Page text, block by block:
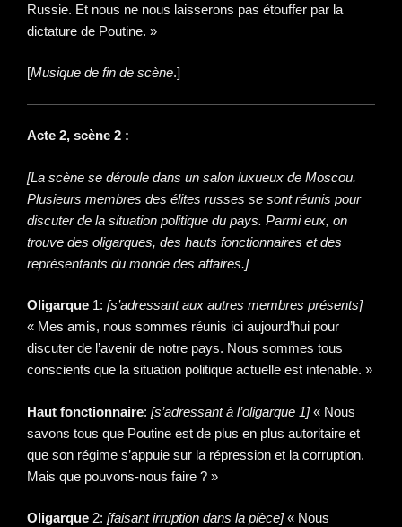
Russie. Et nous ne nous laisserons pas étouffer par la
dictature de Poutine. »
[Musique de fin de scène.]
Acte 2, scène 2 :
[La scène se déroule dans un salon luxueux de Moscou.
Plusieurs membres des élites russes se sont réunis pour
discuter de la situation politique du pays. Parmi eux, on
trouve des oligarques, des hauts fonctionnaires et des
représentants du monde des affaires.]
Oligarque 1: [s’adressant aux autres membres présents]
« Mes amis, nous sommes réunis ici aujourd’hui pour
discuter de l’avenir de notre pays. Nous sommes tous
conscients que la situation politique actuelle est intenable. »
Haut fonctionnaire: [s’adressant à l’oligarque 1]« Nous
savons tous que Poutine est de plus en plus autoritaire et
que son régime s’appuie sur la répression et la corruption.
Mais que pouvons-nous faire ? »
Oligarque 2: [faisant irruption dans la pièce]« Nous